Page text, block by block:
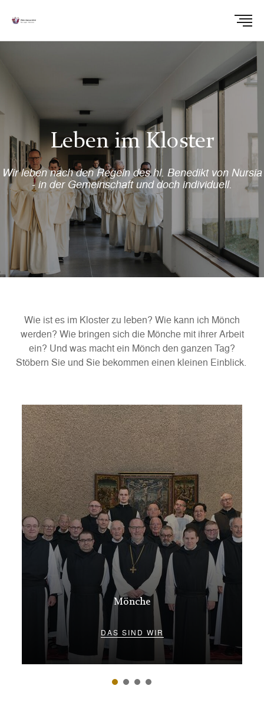
Leben im Kloster
Wir leben nach den Regeln des hl. Benedikt von Nursia
- in der Gemeinschaft und doch individuell.
Wie ist es im Kloster zu leben? Wie kann ich Mönch
werden? Wie bringen sich die Mönche mit ihrer Arbeit
ein? Und was macht ein Mönch den ganzen Tag?
Stöbern Sie und Sie bekommen einen kleinen Einblick.
Mönche
DAS SIND WIR